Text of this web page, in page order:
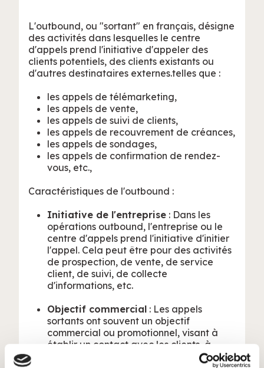
L'outbound, ou "sortant" en français, désigne
des activités dans lesquelles le centre
d'appels prend l'initiative d'appeler des
clients potentiels, des clients existants ou
d'autres destinataires externes.telles que :
les appels de télémarketing,
les appels de vente,
les appels de suivi de clients,
les appels de recouvrement de créances,
les appels de sondages,
les appels de confirmation de rendez-
vous, etc.,
Caractéristiques de l'outbound :
Initiative de l'entreprise : Dans les
opérations outbound, l'entreprise ou le
centre d'appels prend l'initiative d'initier
l'appel. Cela peut être pour des activités
de prospection, de vente, de service
client, de suivi, de collecte
d'informations, etc.
Objectif commercial : Les appels
sortants ont souvent un objectif
commercial ou promotionnel, visant à
établir un contact avec les clients, à
vendre des produits ou des services, à